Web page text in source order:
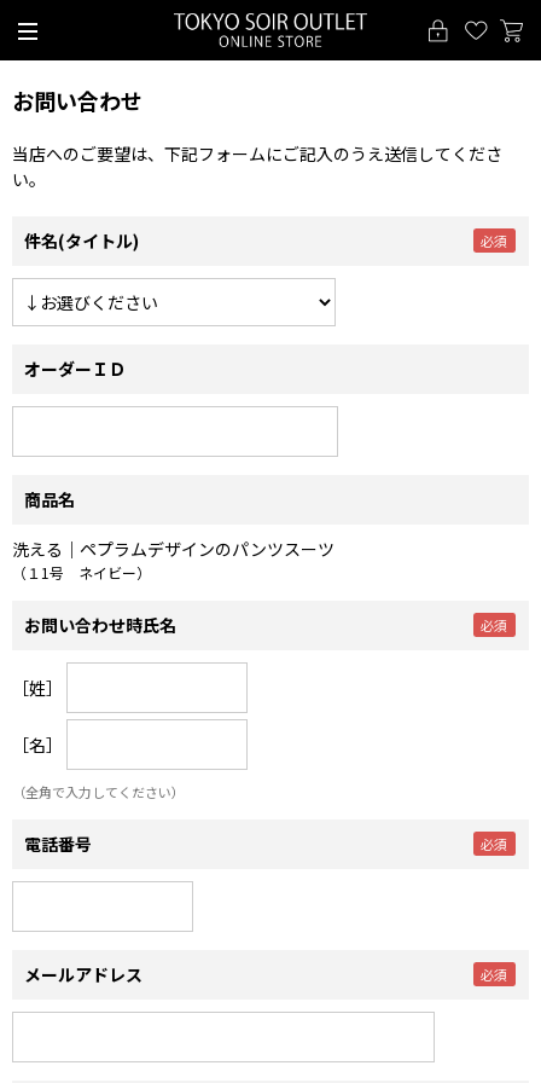
お問い合わせ
当店へのご要望は、下記フォームにご記入のうえ送信してくださ
い。
件名(タイトル)
オーダーＩＤ
商品名
洗える｜ペプラムデザインのパンツスーツ
（１1号 ネイビー）
お問い合わせ時氏名
［姓］
［名］
（全角で入力してください）
電話番号
メールアドレス